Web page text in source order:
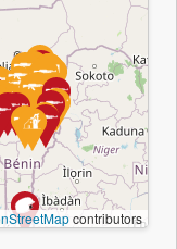
contributors